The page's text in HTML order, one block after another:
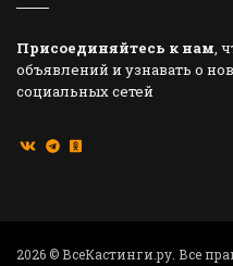
Присоединяйтесь к нам,
объявлений и узнавать о
социальных сетей
2026 © ВсеКастинги.ру. Все